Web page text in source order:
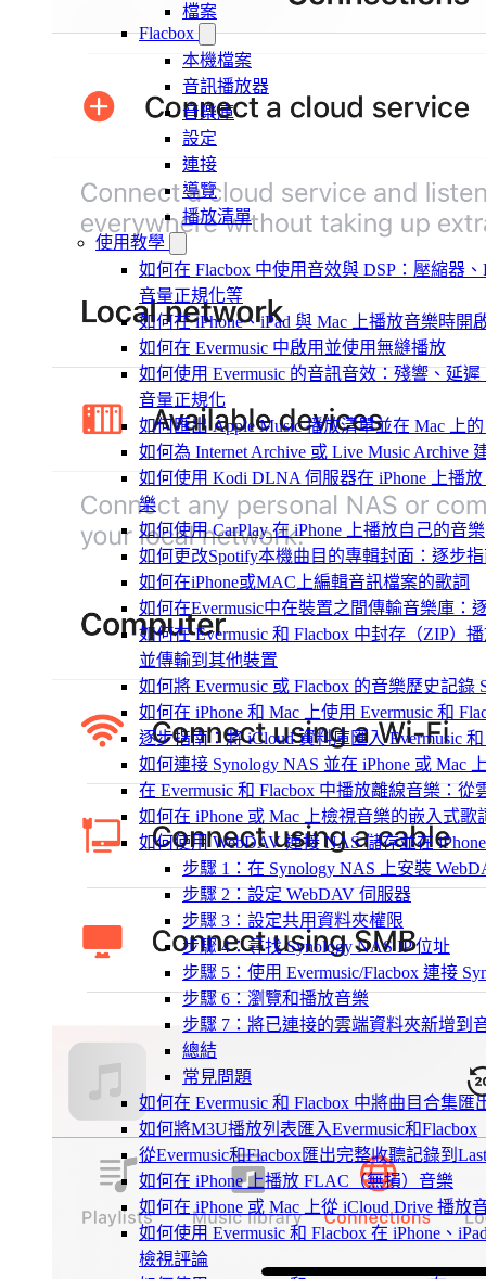
檔案
Flacbox
本機檔案
音訊播放器
音樂庫
設定
連接
導覽
播放清單
使用教學
如何在 Flacbox 中使用音效與 DSP：壓縮器、
音量正規化等
如何在 iPhone、iPad 與 Mac 上播放音樂時開
如何在 Evermusic 中啟用並使用無縫播放
如何使用 Evermusic 的音訊音效：殘響、延
音量正規化
如何匯出 Apple Music 播放清單並在 Mac 上
如何為 Internet Archive 或 Live Music Archive
如何使用 Kodi DLNA 伺服器在 iPhone 上播
樂
如何使用 CarPlay 在 iPhone 上播放自己的音樂
如何更改Spotify本機曲目的專輯封面：逐步
如何在iPhone或MAC上編輯音訊檔案的歌詞
如何在Evermusic中在裝置之間傳輸音樂庫：
如何在 Evermusic 和 Flacbox 中封存（ZIP）
並傳輸到其他裝置
如何將 Evermusic 或 Flacbox 的音樂歷史記錄
如何在 iPhone 和 Mac 上使用 Evermusic 和
逐步指南：將 iCloud 資料庫匯入 Evermusic 和
如何連接 Synology NAS 並在 iPhone 或 Mac
在 Evermusic 和 Flacbox 中播放離線音樂：
如何在 iPhone 或 Mac 上檢視音樂的嵌入式
如何使用 WebDAV 連接 NAS 儲存並在
步驟 1：在 Synology NAS 上安裝
步驟 2：設定 WebDAV 伺服器
步驟 3：設定共用資料夾權限
步驟 4：尋找 Synology NAS IP 位址
步驟 5：使用 Evermusic/Flacbox 連接
步驟 6：瀏覽和播放音樂
步驟 7：將已連接的雲端資料夾新增到
總結
常見問題
如何在 Evermusic 和 Flacbox 中將曲目合集
如何將M3U播放列表匯入Evermusic和Flacbox
從Evermusic和Flacbox匯出完整收聽記錄到
如何在 iPhone 上播放 FLAC（無損）音樂
如何在 iPhone 或 Mac 上從 iCloud Drive 播放
如何使用 Evermusic 和 Flacbox 在 iPhone、
檢視評論